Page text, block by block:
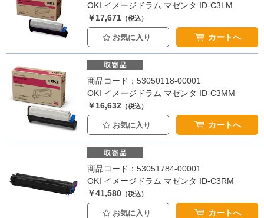
OKI イメージドラム マゼンタ ID-C3LM
￥17,671 （税込）
お気に入り カートへ
商品コード：53050118-00001
OKI イメージドラム マゼンタ ID-C3MM
￥16,632 （税込）
お気に入り カートへ
商品コード：53051784-00001
OKI イメージドラム マゼンタ ID-C3RM
￥41,580 （税込）
お気に入り カートへ